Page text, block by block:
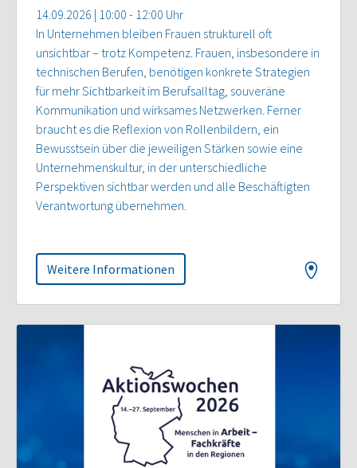
14.09.2026 | 10:00 - 12:00 Uhr
In Unternehmen bleiben Frauen strukturell oft
unsichtbar – trotz Kompetenz. Frauen, insbesondere in
technischen Berufen, benötigen konkrete Strategien
für mehr Sichtbarkeit im Berufsalltag, souveräne
Kommunikation und wirksames Netzwerken. Ferner
braucht es die Reflexion von Rollenbildern, ein
Bewusstsein über die jeweiligen Stärken sowie eine
Unternehmenskultur, in der unterschiedliche
Perspektiven sichtbar werden und alle Beschäftigten
Verantwortung übernehmen.
Weitere Informationen